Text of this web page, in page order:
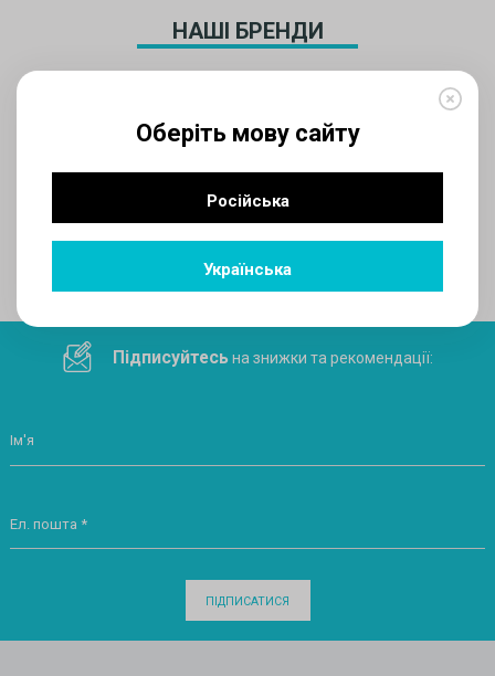
Оберіть мову сайту
Російська
Українська
НАШІ БРЕНДИ
AUX
Підписуйтесьна знижки та рекомендації:
Ім'я
Ел. пошта *
ПІДПИСАТИСЯ